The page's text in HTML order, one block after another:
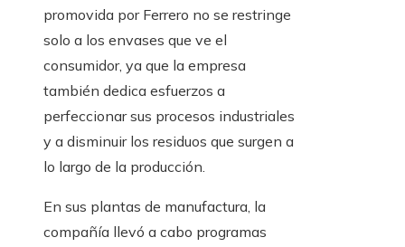
promovida por Ferrero no se restringe
solo a los envases que ve el
consumidor, ya que la empresa
también dedica esfuerzos a
perfeccionar sus procesos industriales
y a disminuir los residuos que surgen a
lo largo de la producción.
En sus plantas de manufactura, la
compañía llevó a cabo programas